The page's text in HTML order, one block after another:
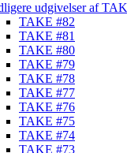
udgivelser af
TAKE #82
TAKE #81
TAKE #80
TAKE #79
TAKE #78
TAKE #77
TAKE #76
TAKE #75
TAKE #74
TAKE #73